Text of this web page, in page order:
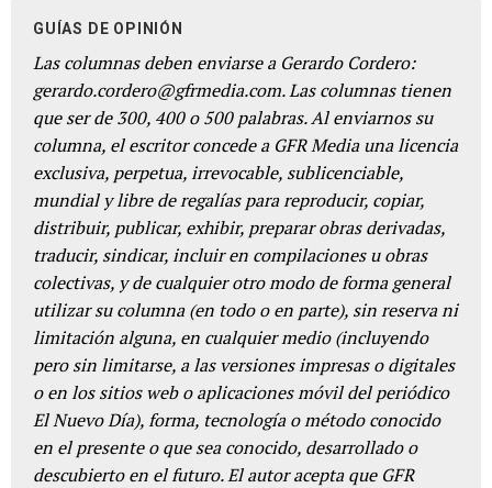
GUÍAS DE OPINIÓN
Las columnas deben enviarse a Gerardo Cordero:
gerardo.cordero@gfrmedia.com. Las columnas tienen
que ser de 300, 400 o 500 palabras. Al enviarnos su
columna, el escritor concede a GFR Media una licencia
exclusiva, perpetua, irrevocable, sublicenciable,
mundial y libre de regalías para reproducir, copiar,
distribuir, publicar, exhibir, preparar obras derivadas,
traducir, sindicar, incluir en compilaciones u obras
colectivas, y de cualquier otro modo de forma general
utilizar su columna (en todo o en parte), sin reserva ni
limitación alguna, en cualquier medio (incluyendo
pero sin limitarse, a las versiones impresas o digitales
o en los sitios web o aplicaciones móvil del periódico
El Nuevo Día), forma, tecnología o método conocido
en el presente o que sea conocido, desarrollado o
descubierto en el futuro. El autor acepta que GFR